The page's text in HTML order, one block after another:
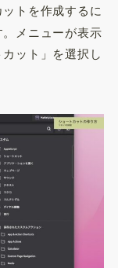
トを作成するに
メニューが表示
ット」を選択し